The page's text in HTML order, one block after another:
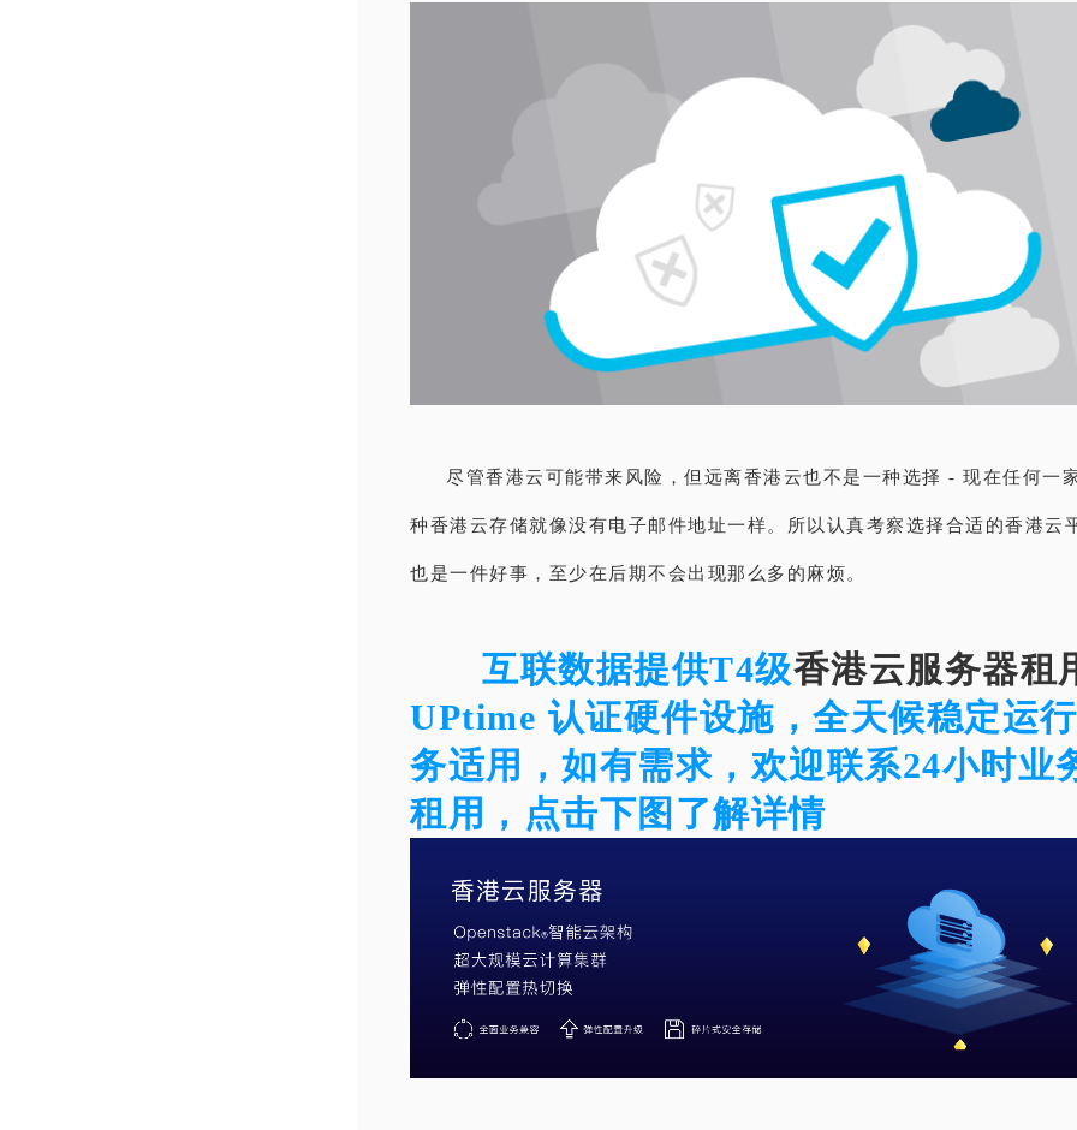
尽管香港云可能带来风险，但远离香港云也不是一种选择 - 现在任何一
种香港云存储就像没有电子邮件地址一样。所以认真考察选择合适的香港云
也是一件好事，至少在后期不会出现那么多的麻烦。
互联数据提供T4级香港云服务器租
UPtime 认证硬件设施，全天候稳定运
务适用，如有需求，欢迎联系24小时业
租用，点击下图了解详情